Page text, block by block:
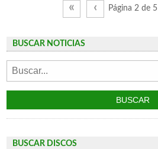
« ‹ Página 2 de 5
BUSCAR NOTICIAS
BUSCAR DISCOS